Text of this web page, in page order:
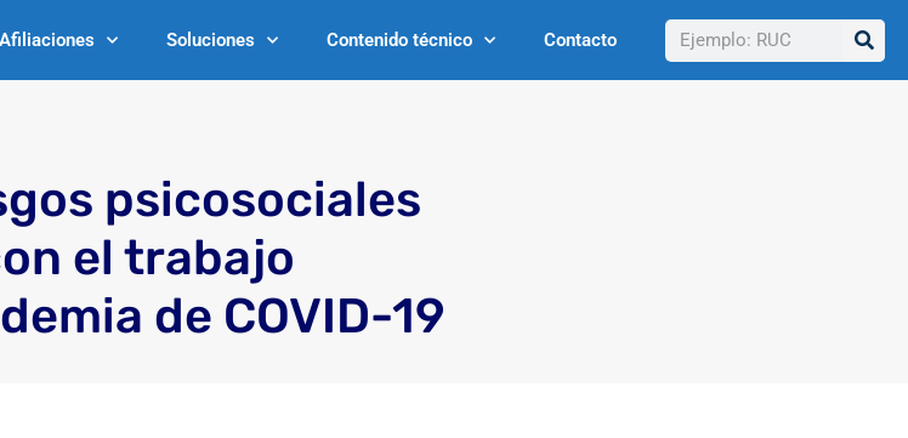
Afiliaciones Soluciones Contenido técnico Contacto Buscar
psicosociales
el trabajo
de COVID-19